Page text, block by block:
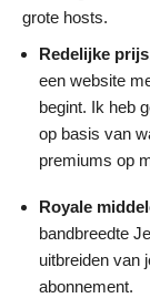
grote hosts.
Redelijke
een website
begint. Ik heb
op basis van
premiums op
Royale
bandbreedte
uitbreiden van
abonnement.